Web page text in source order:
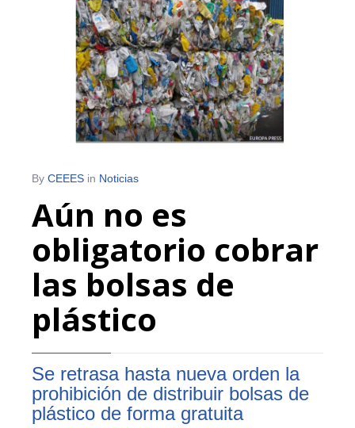
By CEEES in Noticias
Aún no es
obligatorio cobrar
las bolsas de
plástico
Se retrasa hasta nueva orden la
prohibición de distribuir bolsas de
plástico de forma gratuita